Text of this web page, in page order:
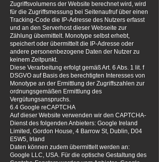
Zugriffsvolumens der Website berechnet wird, wird
für die Zugriffsmessung bei Seitenaufruf über einen
Tracking-Code die IP-Adresse des Nutzers erfasst
und an den Serverhost dieser Webseite zur
Zählung übermittelt. Monotype selbst erhebt,
speichert oder übermittelt die IP-Adresse oder
andere personenbezogene Daten der Nutzer zu
keinem Zeitpunkt.
Diese Verarbeitung erfolgt gemäß Art. 6 Abs. 1 lit. f
DSGVO auf Basis des berechtigten Interesses von
Monotype an der Ermittlung der Zugriffszahlen zur
ordnungsgemäßen Ermittlung des
Vergütungsanspruchs.
6.4 Google reCAPTCHA
Auf dieser Website verwenden wir den CAPTCHA-
Dienst des folgenden Anbieters: Google Ireland
Limited, Gordon House, 4 Barrow St, Dublin, D04
E5W5, Irland
Daten können zudem übermittelt werden an:
Google LLC, USA. Für die optische Gestaltung des